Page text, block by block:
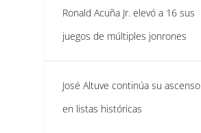
Ronald Acuña Jr. elevó a 16 sus
juegos de múltiples jonrones
José Altuve continúa su ascenso
en listas históricas